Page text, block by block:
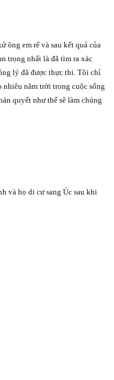
ông em rể và sau kết quả của
trọng nhất là đã tìm ra xác
lý đã được thực thi. Tôi chỉ
nhiêu năm trời trong cuộc sống
quyết như thế sẽ làm chúng
và họ di cư sang Úc sau khi